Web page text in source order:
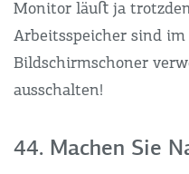
Monitor läuﬅ ja
Arbeitsspeicher sind im
Bildschirmschoner
ausschalten!
44. Machen Sie